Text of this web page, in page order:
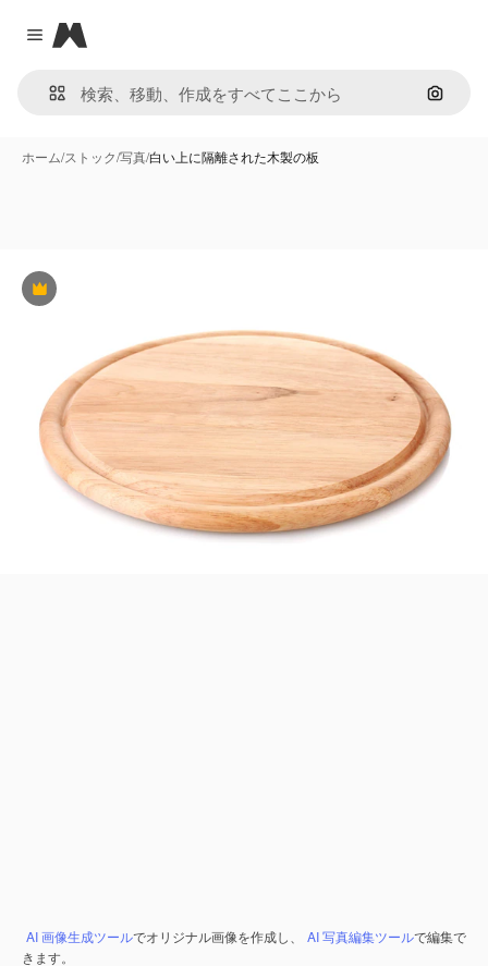
Close menu
Magnific
画像で
ホーム/ストック/写真/白い上に隔離された木製の板
Premium
AI 画像生成ツールでオリジナル画像を作成し、 AI 写真編集ツールで編集で
きます。